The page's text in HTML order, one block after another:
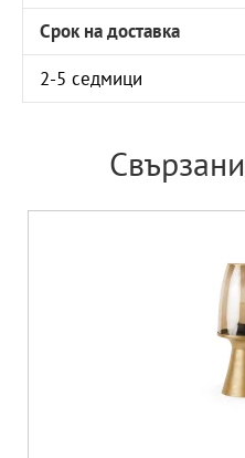
Срок на доставка
2-5 седмици